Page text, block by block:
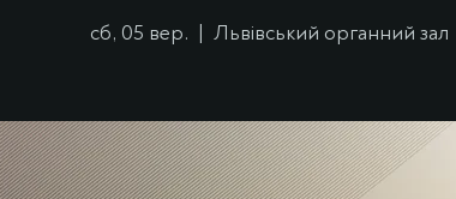
сб, 05 вер.
  |
Львівський органний зал